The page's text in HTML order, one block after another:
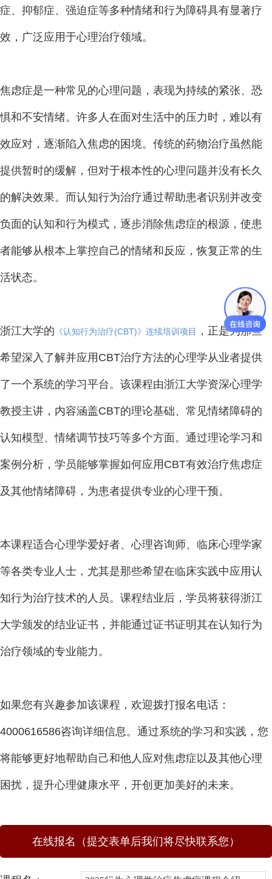
症、抑郁症、强迫症等多种情绪和行为障碍具有显著疗
效，广泛应用于心理治疗领域。
焦虑症是一种常见的心理问题，表现为持续的紧张、恐
惧和不安情绪。许多人在面对生活中的压力时，难以有
效应对，逐渐陷入焦虑的困境。传统的药物治疗虽然能
提供暂时的缓解，但对于根本性的心理问题并没有长久
的解决效果。而认知行为治疗通过帮助患者识别并改变
负面的认知和行为模式，逐步消除焦虑症的根源，使患
者能够从根本上掌控自己的情绪和反应，恢复正常的生
活状态。
浙江大学的 《认知行为治疗(CBT)》连续培训项目 ，正是为那些
希望深入了解并应用CBT治疗方法的心理学从业者提供
了一个系统的学习平台。该课程由浙江大学资深心理学
教授主讲，内容涵盖CBT的理论基础、常见情绪障碍的
认知模型、情绪调节技巧等多个方面。通过理论学习和
案例分析，学员能够掌握如何应用CBT有效治疗焦虑症
及其他情绪障碍，为患者提供专业的心理干预。
本课程适合心理学爱好者、心理咨询师、临床心理学家
等各类专业人士，尤其是那些希望在临床实践中应用认
知行为治疗技术的人员。课程结业后，学员将获得浙江
大学颁发的结业证书，并能通过证书证明其在认知行为
治疗领域的专业能力。
如果您有兴趣参加该课程，欢迎拨打报名电话：
4000616586咨询详细信息。通过系统的学习和实践，您
将能够更好地帮助自己和他人应对焦虑症以及其他心理
困扰，提升心理健康水平，开创更加美好的未来。
在线报名（提交表单后我们将尽快联系您）